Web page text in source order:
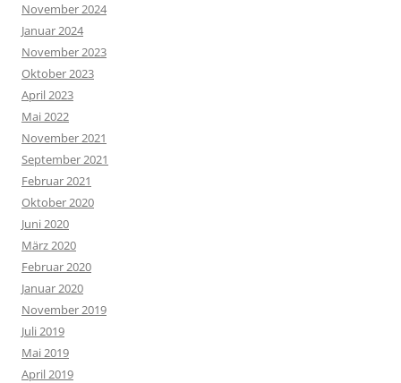
November 2024
Januar 2024
November 2023
Oktober 2023
April 2023
Mai 2022
November 2021
September 2021
Februar 2021
Oktober 2020
Juni 2020
März 2020
Februar 2020
Januar 2020
November 2019
Juli 2019
Mai 2019
April 2019